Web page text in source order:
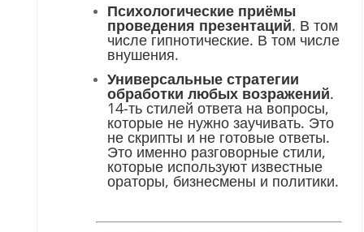
Психологические приёмы
проведения презентаций. В том
числе гипнотические. В том числе
внушения.
Универсальные стратегии
обработки любых возражений.
14-ть стилей ответа на вопросы,
которые не нужно заучивать. Это
не скрипты и не готовые ответы.
Это именно разговорные стили,
которые используют известные
ораторы, бизнесмены и политики.